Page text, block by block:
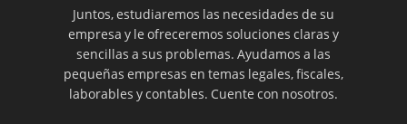
Juntos, estudiaremos las necesidades de su
empresa y le ofreceremos soluciones claras y
sencillas a sus problemas. Ayudamos a las
pequeñas empresas en temas legales, fiscales,
laborables y contables. Cuente con nosotros.